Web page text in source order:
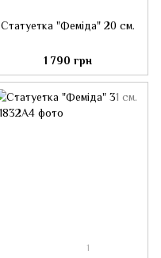
Статуетка "Феміда" 20 см.
1 790 грн
1